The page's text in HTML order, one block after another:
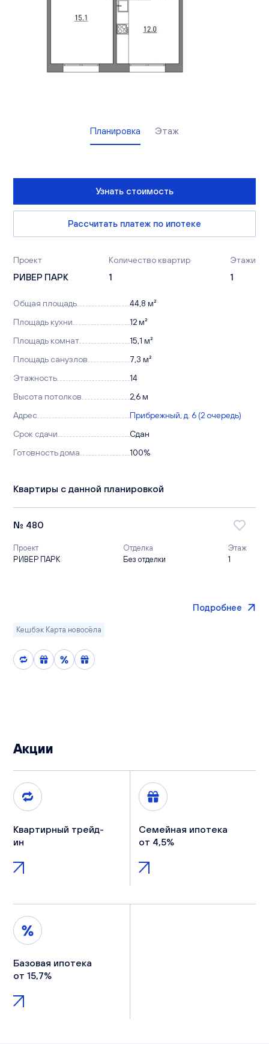
Планировка Этаж
Узнать стоимость
Рассчитать платеж по ипотеке
Проект
РИВЕР ПАРК
Количество квартир
1
Этажи
1
Общая площадь
44,8 м²
Площадь кухни
12 м²
Площадь комнат
15,1 м²
Площадь санузлов
7,3 м²
Этажность
14
Высота потолков
2,6 м
Адрес
Прибрежный, д. 6 (2 очередь)
Срок сдачи
Сдан
Готовность дома
100%
Квартиры с данной планировкой
№ 480
Проект
РИВЕР ПАРК
Отделка
Без отделки
Этаж
1
Кешбэк Карта новосёла
Подробнее
Акции
Квартирный трейд-
ин
Семейная ипотека
от 4,5%
Базовая ипотека
от 15,7%